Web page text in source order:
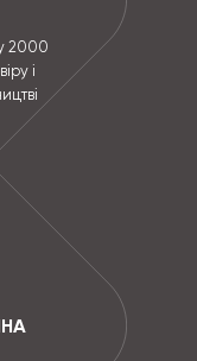
2000
і